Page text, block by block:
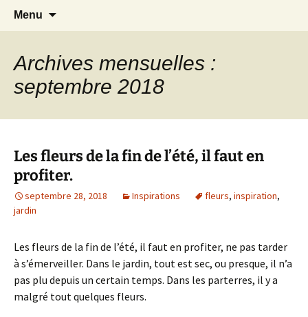
Allerfilsetcrayons
Le blog de Sophie A
Menu
Archives mensuelles :
septembre 2018
Les fleurs de la fin de l’été, il faut en
profiter.
septembre 28, 2018 Inspirations fleurs, inspiration,
jardin
Les fleurs de la fin de l’été, il faut en profiter, ne pas tarder
à s’émerveiller. Dans le jardin, tout est sec, ou presque, il n’a
pas plu depuis un certain temps. Dans les parterres, il y a
malgré tout quelques fleurs.